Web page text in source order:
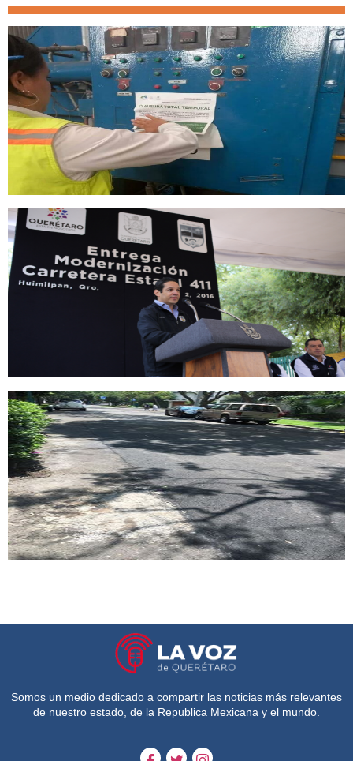
Somos un medio dedicado a compartir las noticias más relevantes
de nuestro estado, de la Republica Mexicana y el mundo.